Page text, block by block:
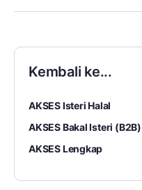
Kembali ke...
AKSES Isteri Halal
AKSES Bakal Isteri (B2B)
AKSES Lengkap